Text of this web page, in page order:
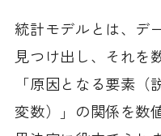
統計モデルとは、デ
見つけ出し、それを
「原因となる要素
変数）」の関係を数